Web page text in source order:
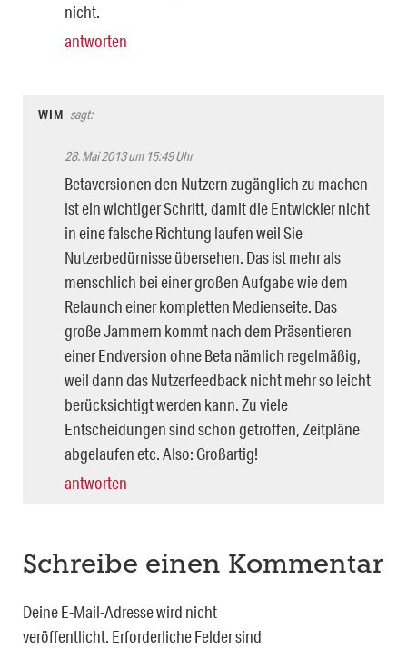
nicht.
antworten
WIM sagt:
28. Mai 2013 um 15:49 Uhr
Betaversionen den Nutzern zugänglich zu machen
ist ein wichtiger Schritt, damit die Entwickler nicht
in eine falsche Richtung laufen weil Sie
Nutzerbedürnisse übersehen. Das ist mehr als
menschlich bei einer großen Aufgabe wie dem
Relaunch einer kompletten Medienseite. Das
große Jammern kommt nach dem Präsentieren
einer Endversion ohne Beta nämlich regelmäßig,
weil dann das Nutzerfeedback nicht mehr so leicht
berücksichtigt werden kann. Zu viele
Entscheidungen sind schon getroffen, Zeitpläne
abgelaufen etc. Also: Großartig!
antworten
Schreibe einen Kommentar
Deine E-Mail-Adresse wird nicht
veröffentlicht. Erforderliche Felder sind